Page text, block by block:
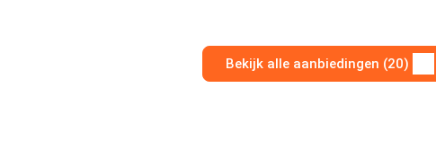
Bekijk alle aanbiedingen (20)